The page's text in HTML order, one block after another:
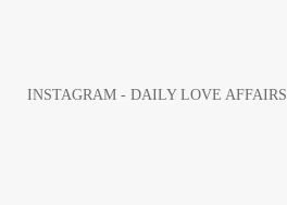
INSTAGRAM - DAILY LOVE AFFAIRS